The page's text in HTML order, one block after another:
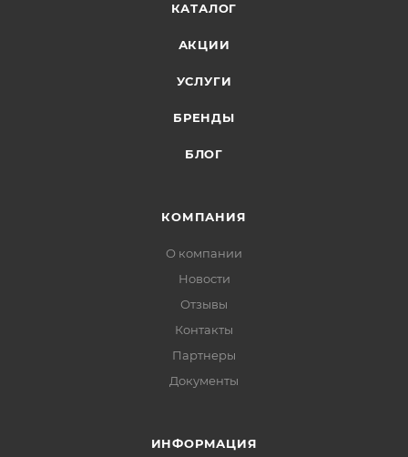
КАТАЛОГ
АКЦИИ
УСЛУГИ
БРЕНДЫ
БЛОГ
КОМПАНИЯ
О компании
Новости
Отзывы
Контакты
Партнеры
Документы
ИНФОРМАЦИЯ